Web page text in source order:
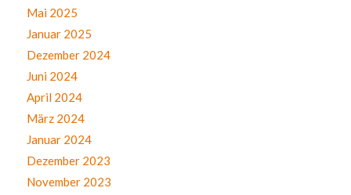
Mai 2025
Januar 2025
Dezember 2024
Juni 2024
April 2024
März 2024
Januar 2024
Dezember 2023
November 2023